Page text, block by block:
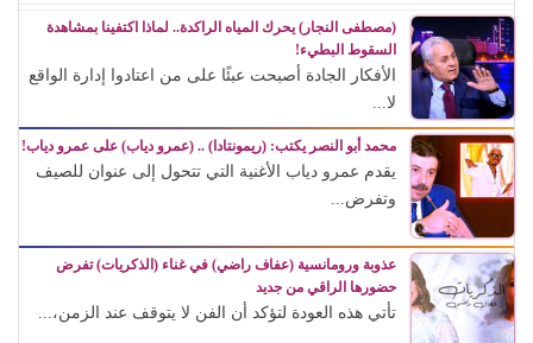
(مصطفى النجار) يحرك المياه الراكدة.. لماذا اكتفينا بمشاهدة
السقوط البطيء!
الأفكار الجادة أصبحت عبئًا على من اعتادوا إدارة الواقع
لا...
محمد أبو النصر يكتب: (ريمونتادا) .. (عمرو دياب) على عمرو دياب!
يقدم عمرو دياب الأغنية التي تتحول إلى عنوان للصيف
وتفرض...
عذوبة ورومانسية (عفاف راضي) في غناء (الذكريات) تفرض
حضورها الراقي من جديد
تأتي هذه العودة لتؤكد أن الفن لا يتوقف عند الزمن،...